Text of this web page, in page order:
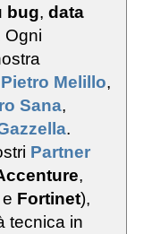
bug, data
Ogni
Pietro Melillo,
Sana,
.
Partner
,
e Fortinet),
tecnica in